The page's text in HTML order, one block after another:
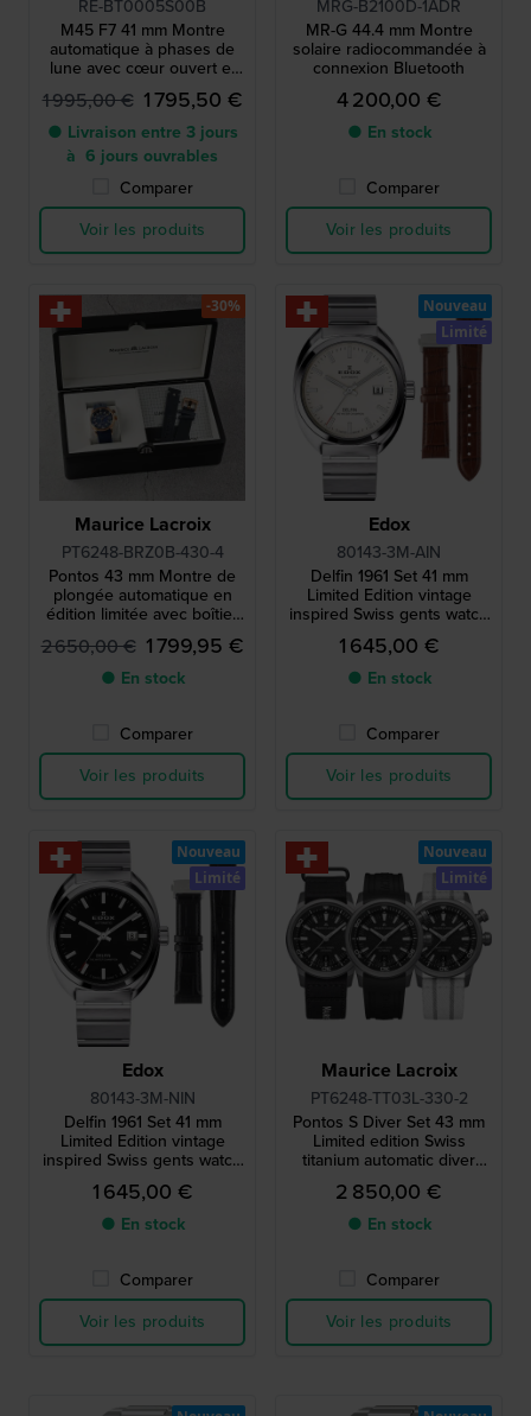
RE-BT0005S00B
M45 F7 41 mm Montre
automatique à phases de
lune avec cœur ouvert et
réserve de marche
1 995,00 € 1 795,50 €
● Livraison entre 3 jours
à 6 jours ouvrables
Comparer
Voir les produits
MRG-B2100D-1ADR
MR-G 44.4 mm Montre
solaire radiocommandée à
connexion Bluetooth
4 200,00 €
● En stock
Comparer
Voir les produits
Maurice Lacroix
PT6248-BRZ0B-430-4
Pontos 43 mm Montre de
plongée automatique en
édition limitée avec boîtier
en bronze véritable
2 650,00 € 1 799,95 €
● En stock
Comparer
Voir les produits
-30%
Edox
80143-3M-AIN
Delfin 1961 Set 41 mm
Limited Edition vintage
inspired Swiss gents watch
with extra leather strap
1 645,00 €
● En stock
Comparer
Voir les produits
Nouveau
Limité
Edox
80143-3M-NIN
Delfin 1961 Set 41 mm
Limited Edition vintage
inspired Swiss gents watch
with extra leather strap
1 645,00 €
● En stock
Comparer
Voir les produits
Nouveau
Limité
Maurice Lacroix
PT6248-TT03L-330-2
Pontos S Diver Set 43 mm
Limited edition Swiss
titanium automatic diver
with two extra straps
2 850,00 €
● En stock
Comparer
Voir les produits
Nouveau
Limité